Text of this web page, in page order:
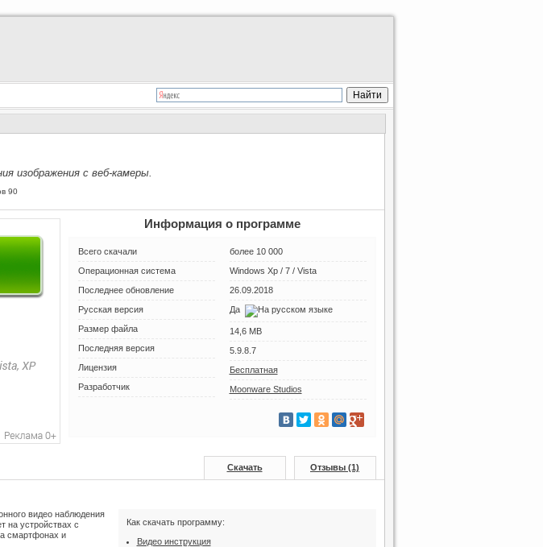
изображения с веб-камеры.
90
Информация о программе
Всего скачали
более 10 000
Операционная система
Windows Xp / 7 / Vista
Последнее обновление
26.09.2018
Русская версия
Да
Размер файла
14,6 MB
Последняя версия
5.9.8.7
Лицензия
Бесплатная
Разработчик
Moonware Studios
Отзывы (1)
Скачать
Как скачать программу:
Видео инструкция
видео наблюдения
на устройствах с
смартфонах и